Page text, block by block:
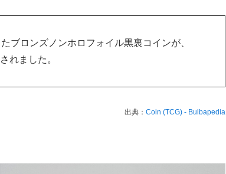
ブロンズノンホロフォイル黒裏コインが、
れました。
出典： Coin (TCG) - Bulbapedia